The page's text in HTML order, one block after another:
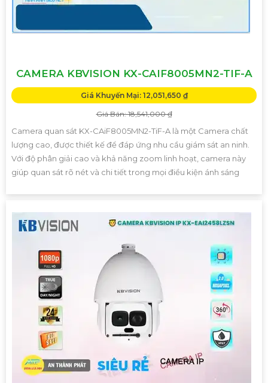
CAMERA KBVISION KX-CAIF8005MN2-TIF-A
Giá Khuyến Mại: 12,051,650 ₫
Giá Bán: 18,541,000 ₫
Camera quan sát KX-CAiF8005MN2-TiF-A là một Camera chất
lượng cao, được thiết kế để đáp ứng nhu cầu giám sát an ninh.
Với độ phân giải cao và khả năng zoom linh hoạt, camera này
giúp quan sát rõ nét và chi tiết trong mọi điều kiện ánh sáng